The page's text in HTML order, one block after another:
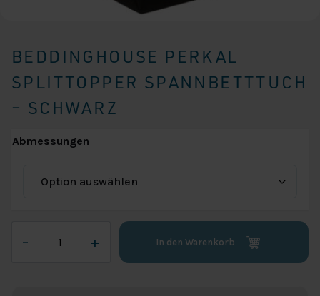
BEDDINGHOUSE PERKAL
SPLITTOPPER SPANNBETTTUCH
– SCHWARZ
Abmessungen
–
Perkal
+ In den Warenkorb